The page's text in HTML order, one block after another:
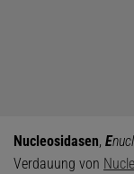
Nucleosidasen, E
Verdauung von